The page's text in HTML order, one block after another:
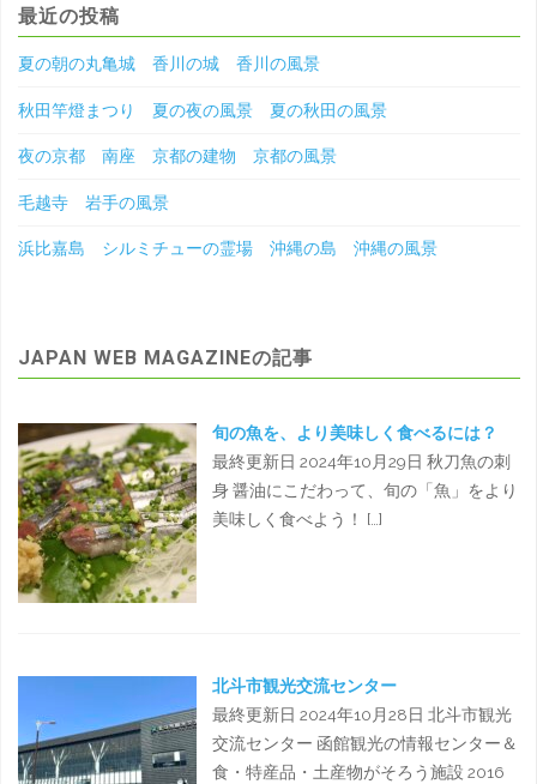
最近の投稿
夏の朝の丸亀城 香川の城 香川の風景
秋田竿燈まつり 夏の夜の風景 夏の秋田の風景
夜の京都 南座 京都の建物 京都の風景
毛越寺 岩手の風景
浜比嘉島 シルミチューの霊場 沖縄の島 沖縄の風景
JAPAN WEB MAGAZINEの記事
旬の魚を、より美味しく食べるには？
最終更新日 2024年10月29日 秋刀魚の刺
身 醤油にこだわって、旬の「魚」をより
美味しく食べよう！ […]
北斗市観光交流センター
最終更新日 2024年10月28日 北斗市観光
交流センター 函館観光の情報センター＆
食・特産品・土産物がそろう施設 2016